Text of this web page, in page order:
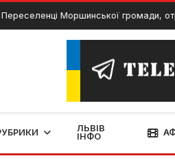
Моршинської громади,
ЛЬВІВ
ІНФО